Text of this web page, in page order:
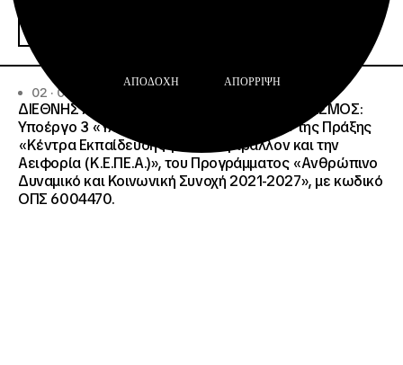
02 · 06 · 2026
ΔΙΕΘΝΗΣ ΑΝΟΙΧΤΟΣ ΗΛΕΚΤΡΟΝΙΚΟΣ ΔΙΑΓΩΝΙΣΜΟΣ:
Υποέργο 3 «Υλικό Προβολής της Πράξης» της Πράξης
«Κέντρα Εκπαίδευσης για το Περιβάλλον και την
Αειφορία (Κ.Ε.ΠΕ.Α.)», του Προγράμματος «Ανθρώπινο
Δυναμικό και Κοινωνική Συνοχή 2021-2027», με κωδικό
ΟΠΣ 6004470.
ΑΠΟΔΟΧΉ ΑΠΌΡΡΙΨΗ